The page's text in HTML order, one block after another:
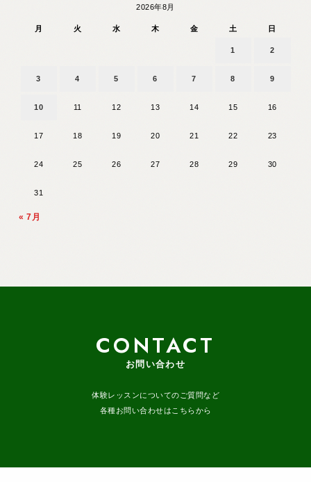
2026年8月
月 火 水 木 金 土 日
1 2
3 4 5 6 7 8 9
10 11 12 13 14 15 16
17 18 19 20 21 22 23
24 25 26 27 28 29 30
31
« 7月
CONTACT
お問い合わせ
体験レッスンについてのご質問など
各種お問い合わせはこちらから